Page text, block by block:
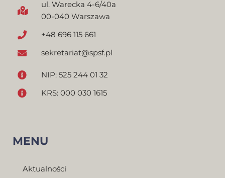
ul. Warecka 4-6/40a
00-040 Warszawa
+48 696 115 661
sekretariat@spsf.pl
NIP: 525 244 01 32
KRS: 000 030 1615
MENU
Aktualności